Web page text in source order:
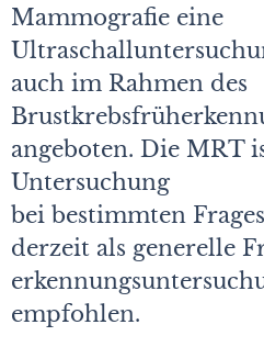
Mammografie eine
auch im Rahmen des
angeboten. Die MRT
Untersuchung
bei bestimmten
derzeit als generelle
empfohlen.